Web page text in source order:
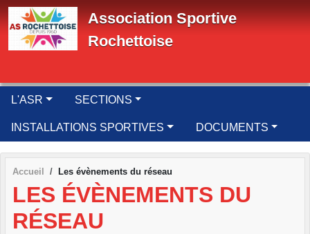
Association Sportive
Rochettoise
L'ASR SECTIONS
INSTALLATIONS SPORTIVES DOCUMENTS
Accueil Les évènements du réseau
LES ÉVÈNEMENTS DU
RÉSEAU
Panneau de gestion des cookies